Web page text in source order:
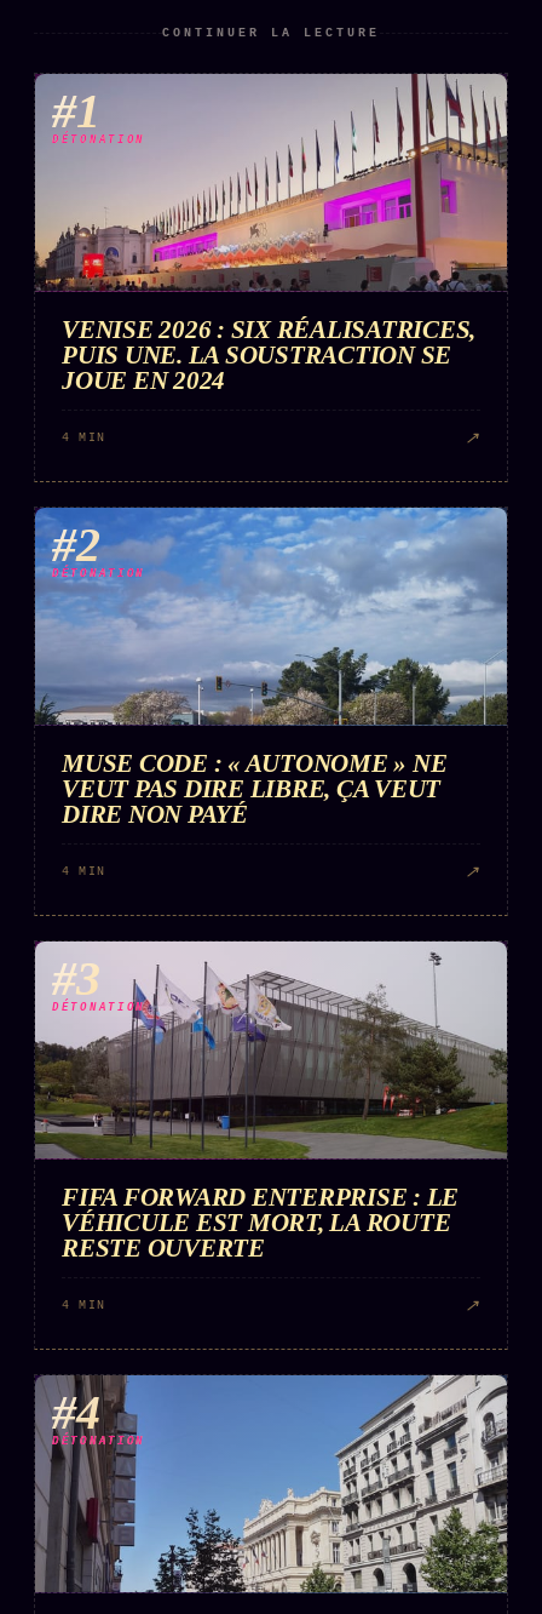
Words RadioFM
PRATIQUE + LÉGAL
Récents
À la une
Recherche ⌕
Tous les tags
Soumettre un tip
Business
FAQ
Corrections · Erratum
Mentions légales
llms.txt
CONTINUER LA LECTURE
#1
DÉTONATION
VENISE 2026 : SIX RÉALISATRICES,
PUIS UNE. LA SOUSTRACTION SE
JOUE EN 2024
4 MIN ↗
#2
DÉTONATION
MUSE CODE : « AUTONOME » NE
VEUT PAS DIRE LIBRE, ÇA VEUT
DIRE NON PAYÉ
4 MIN ↗
#3
DÉTONATION
FIFA FORWARD ENTERPRISE : LE
VÉHICULE EST MORT, LA ROUTE
RESTE OUVERTE
4 MIN ↗
#4
DÉTONATION